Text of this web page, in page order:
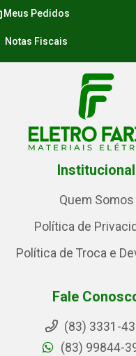
Meus Pedidos
Notas Fiscais
Institucional
Quem Somos
Política de
Política de Troca e
Fale
(83) 3331-
(83) 99844-